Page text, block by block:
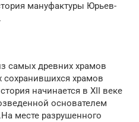
мануфактуры Юрьев-
самых древних храмов
сохранившихся храмов
начинается в XII веке
основателем
месте разрушенного